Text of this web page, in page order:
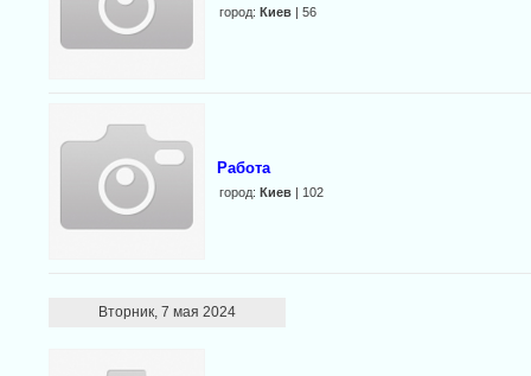
город: Киев| 56
Работа
город: Киев| 102
Вторник, 7 мая 2024